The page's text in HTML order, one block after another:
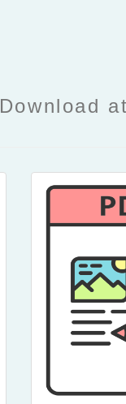
Download